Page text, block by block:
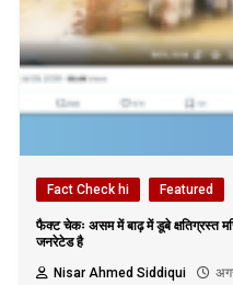
Fact Check hi Featured
फैक्ट चेकः असम में बाढ़ में डूबे क्षतिग्रस्त
जनरेटेड है
Nisar Ahmed Siddiqui